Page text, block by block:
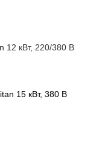
12 кВт, 220/380 В